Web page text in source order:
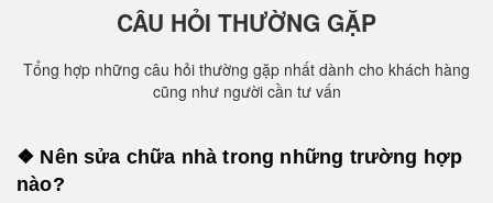
CÂU HỎI THƯỜNG GẶP
Tổng hợp những câu hỏi thường gặp nhất dành cho khách hàng
cũng như người cần tư vấn
❖ Nên sửa chữa nhà trong những trường hợp
nào?